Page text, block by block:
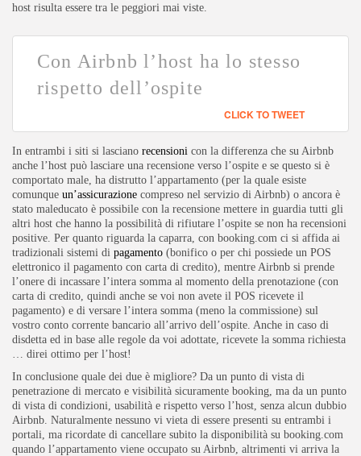
host risulta essere tra le peggiori mai viste.
Con Airbnb l’host ha lo stesso
rispetto dell’ospite
CLICK TO TWEET
In entrambi i siti si lasciano recensioni con la differenza che su Airbnb
anche l’host può lasciare una recensione verso l’ospite e se questo si è
comportato male, ha distrutto l’appartamento (per la quale esiste
comunque un’assicurazione compreso nel servizio di Airbnb) o ancora è
stato maleducato è possibile con la recensione mettere in guardia tutti gli
altri host che hanno la possibilità di rifiutare l’ospite se non ha recensioni
positive. Per quanto riguarda la caparra, con booking.com ci si affida ai
tradizionali sistemi di pagamento (bonifico o per chi possiede un POS
elettronico il pagamento con carta di credito), mentre Airbnb si prende
l’onere di incassare l’intera somma al momento della prenotazione (con
carta di credito, quindi anche se voi non avete il POS ricevete il
pagamento) e di versare l’intera somma (meno la commissione) sul
vostro conto corrente bancario all’arrivo dell’ospite. Anche in caso di
disdetta ed in base alle regole da voi adottate, ricevete la somma richiesta
… direi ottimo per l’host!
In conclusione quale dei due è migliore? Da un punto di vista di
penetrazione di mercato e visibilità sicuramente booking, ma da un punto
di vista di condizioni, usabilità e rispetto verso l’host, senza alcun dubbio
Airbnb. Naturalmente nessuno vi vieta di essere presenti su entrambi i
portali, ma ricordate di cancellare subito la disponibilità su booking.com
quando l’appartamento viene occupato su Airbnb, altrimenti vi arriva la